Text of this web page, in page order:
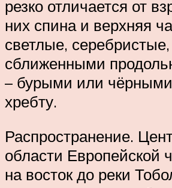
резко отличается от
них спина и верхняя
светлые,
сближенными
– бурыми или
хребту.
Распространение.
области Европейской
на восток до реки